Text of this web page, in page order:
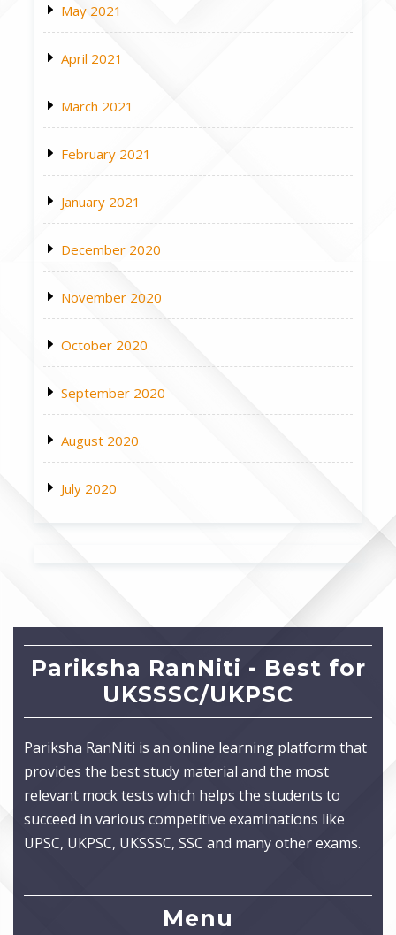
May 2021
April 2021
March 2021
February 2021
January 2021
December 2020
November 2020
October 2020
September 2020
August 2020
July 2020
Pariksha RanNiti - Best for
UKSSSC/UKPSC
Pariksha RanNiti is an online learning platform that
provides the best study material and the most
relevant mock tests which helps the students to
succeed in various competitive examinations like
UPSC, UKPSC, UKSSSC, SSC and many other exams.
Menu